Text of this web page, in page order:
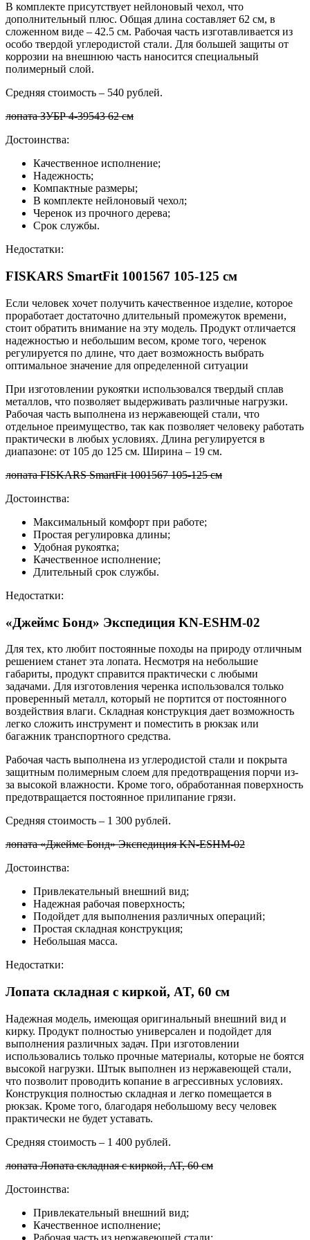
В комплекте присутствует нейлоновый чехол, что
дополнительный плюс. Общая длина составляет 62 см, в
сложенном виде – 42.5 см. Рабочая часть изготавливается из
особо твердой углеродистой стали. Для большей защиты от
коррозии на внешнюю часть наносится специальный
полимерный слой.
Средняя стоимость – 540 рублей.
лопата ЗУБР 4-39543 62 см
Достоинства:
Качественное исполнение;
Надежность;
Компактные размеры;
В комплекте нейлоновый чехол;
Черенок из прочного дерева;
Срок службы.
Недостатки:
FISKARS SmartFit 1001567 105-125 см
Если человек хочет получить качественное изделие, которое
проработает достаточно длительный промежуток времени,
стоит обратить внимание на эту модель. Продукт отличается
надежностью и небольшим весом, кроме того, черенок
регулируется по длине, что дает возможность выбрать
оптимальное значение для определенной ситуации
При изготовлении рукоятки использовался твердый сплав
металлов, что позволяет выдерживать различные нагрузки.
Рабочая часть выполнена из нержавеющей стали, что
отдельное преимущество, так как позволяет человеку работать
практически в любых условиях. Длина регулируется в
диапазоне: от 105 до 125 см. Ширина – 19 см.
лопата FISKARS SmartFit 1001567 105-125 см
Достоинства:
Максимальный комфорт при работе;
Простая регулировка длины;
Удобная рукоятка;
Качественное исполнение;
Длительный срок службы.
Недостатки:
«Джеймс Бонд» Экспедиция KN-ESHM-02
Для тех, кто любит постоянные походы на природу отличным
решением станет эта лопата. Несмотря на небольшие
габариты, продукт справится практически с любыми
задачами. Для изготовления черенка использовался только
проверенный металл, который не портится от постоянного
воздействия влаги. Складная конструкция дает возможность
легко сложить инструмент и поместить в рюкзак или
багажник транспортного средства.
Рабочая часть выполнена из углеродистой стали и покрыта
защитным полимерным слоем для предотвращения порчи из-
за высокой влажности. Кроме того, обработанная поверхность
предотвращается постоянное прилипание грязи.
Средняя стоимость – 1 300 рублей.
лопата «Джеймс Бонд» Экспедиция KN-ESHM-02
Достоинства:
Привлекательный внешний вид;
Надежная рабочая поверхность;
Подойдет для выполнения различных операций;
Простая складная конструкция;
Небольшая масса.
Недостатки:
Лопата складная с киркой, AT, 60 см
Надежная модель, имеющая оригинальный внешний вид и
кирку. Продукт полностью универсален и подойдет для
выполнения различных задач. При изготовлении
использовались только прочные материалы, которые не боятся
высокой нагрузки. Штык выполнен из нержавеющей стали,
что позволит проводить копание в агрессивных условиях.
Конструкция полностью складная и легко помещается в
рюкзак. Кроме того, благодаря небольшому весу человек
практически не будет уставать.
Средняя стоимость – 1 400 рублей.
лопата Лопата складная с киркой, AT, 60 см
Достоинства:
Привлекательный внешний вид;
Качественное исполнение;
Рабочая часть из нержавеющей стали;